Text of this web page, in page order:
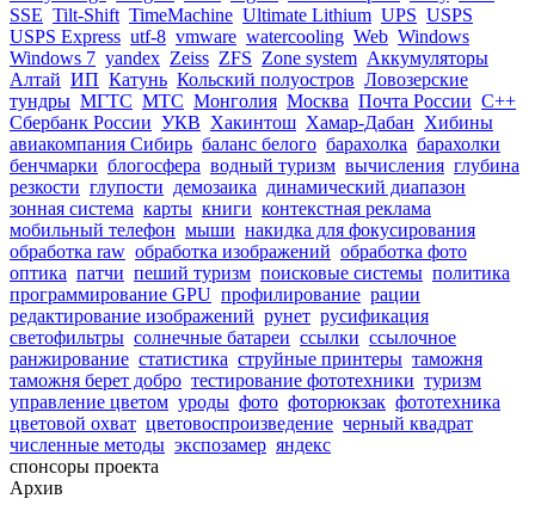
SSE Tilt-Shift TimeMachine Ultimate Lithium UPS USPS
USPS Express utf-8 vmware watercooling Web Windows
Windows 7 yandex Zeiss ZFS Zone system Аккумуляторы
Алтай ИП Катунь Кольский полуостров Ловозерские
тундры МГТС МТС Монголия Москва Почта России С++
Сбербанк России УКВ Хакинтош Хамар-Дабан Хибины
авиакомпания Сибирь баланс белого барахолка барахолки
бенчмарки блогосфера водный туризм вычисления глубина
резкости глупости демозаика динамический диапазон
зонная система карты книги контекстная реклама
мобильный телефон мыши накидка для фокусирования
обработка raw обработка изображений обработка фото
оптика патчи пеший туризм поисковые системы политика
программирование GPU профилирование рации
редактирование изображений рунет русификация
светофильтры солнечные батареи ссылки ссылочное
ранжирование статистика струйные принтеры таможня
таможня берет добро тестирование фототехники туризм
управление цветом уроды фото фоторюкзак фототехника
цветовой охват цветовоспроизведение черный квадрат
численные методы экспозамер яндекс
спонсоры проекта
Архив